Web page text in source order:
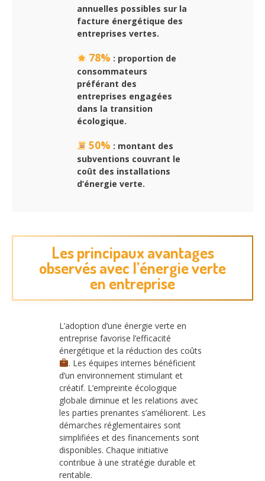
annuelles possibles sur la
facture énergétique des
entreprises vertes.
78% : proportion de
consommateurs
préférant des
entreprises engagées
dans la transition
écologique.
50% : montant des
subventions couvrant le
coût des installations
d’énergie verte.
Les principaux avantages
observés avec l’énergie verte
en entreprise
L’adoption d’une énergie verte en
entreprise favorise l’efficacité
énergétique et la réduction des coûts
. Les équipes internes bénéficient
d’un environnement stimulant et
créatif. L’empreinte écologique
globale diminue et les relations avec
les parties prenantes s’améliorent. Les
démarches réglementaires sont
simplifiées et des financements sont
disponibles. Chaque initiative
contribue à une stratégie durable et
rentable.